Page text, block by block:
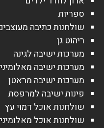
ספריות
שולחנות כתיבה
ריהוט גן
מערכות ישיבה לגינה
מערכות ישיבה
מערכות ישיבה מראטן
פינות ישיבה למרפסת
שולחנות אוכל דמוי עץ
שולחנות אוכל